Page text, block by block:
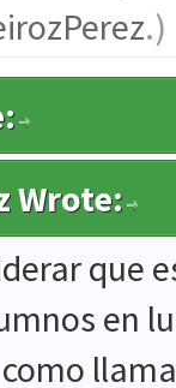
.)
Wrote:
que
en